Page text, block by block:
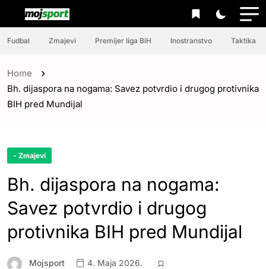
Fudbal Zmajevi Premijer liga BiH Inostranstvo Taktika
Home
Bh. dijaspora na nogama: Savez potvrdio i drugog protivnika
BIH pred Mundijal
- Zmajevi
Bh. dijaspora na nogama:
Savez potvrdio i drugog
protivnika BIH pred Mundijal
Mojsport 4. Maja 2026.